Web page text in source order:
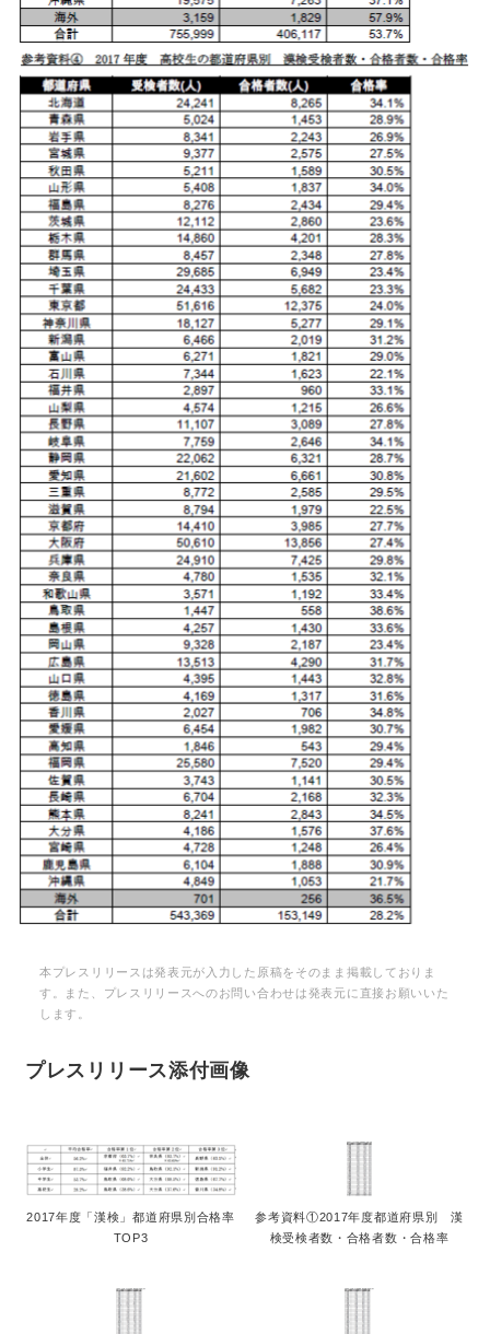
本プレスリリースは発表元が入力した原稿をそのまま掲載しておりま
す。また、プレスリリースへのお問い合わせは発表元に直接お願いいた
します。
プレスリリース添付画像
2017年度「漢検」都道府県別合格率
TOP3
参考資料①2017年度都道府県別 漢
検受検者数・合格者数・合格率